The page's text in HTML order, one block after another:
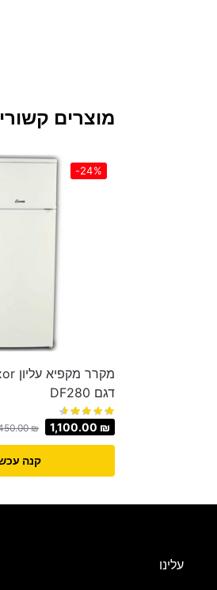
מוצרים
-24%
דגם DF280
₪ 1,100.00 ₪
קנה
עלינו